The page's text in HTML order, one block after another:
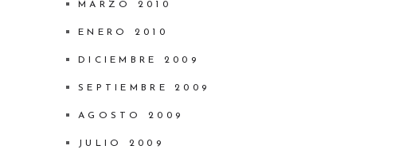
MARZO 2010
ENERO 2010
DICIEMBRE 2009
SEPTIEMBRE 2009
AGOSTO 2009
JULIO 2009